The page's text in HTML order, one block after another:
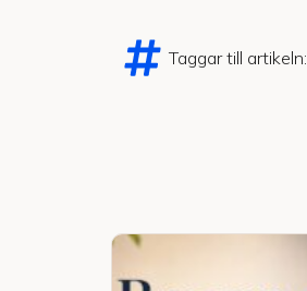
Taggar till artikeln: